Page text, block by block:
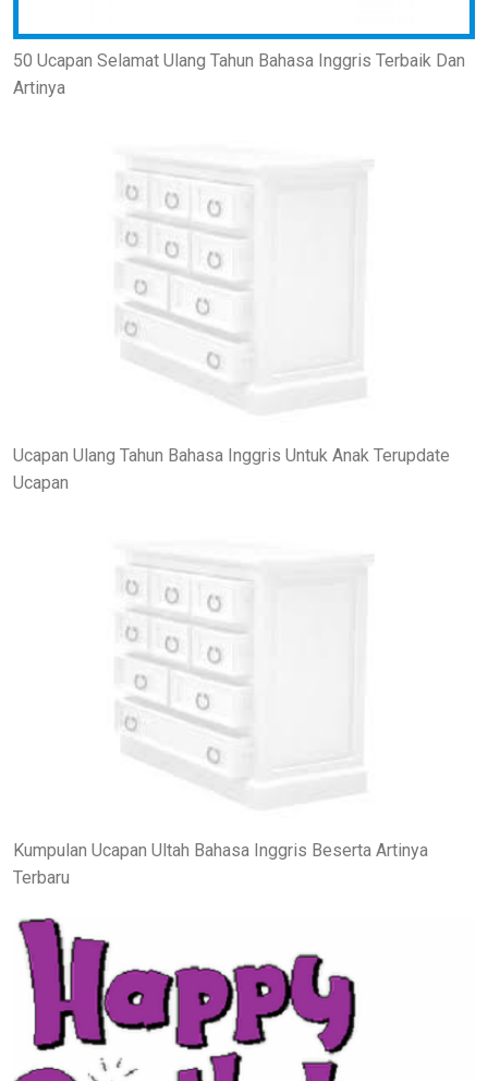
50 Ucapan Selamat Ulang Tahun Bahasa Inggris Terbaik Dan
Artinya
Ucapan Ulang Tahun Bahasa Inggris Untuk Anak Terupdate
Ucapan
Kumpulan Ucapan Ultah Bahasa Inggris Beserta Artinya
Terbaru